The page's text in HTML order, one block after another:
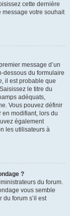
cette dernière
message votre souhait
message d’un
dessous du formulaire
il est probable que
le titre du
adéquats,
Vous pouvez définir
en modifiant, lors du
également
les utilisateurs à
?
du forum.
vous semble
forum s’il est